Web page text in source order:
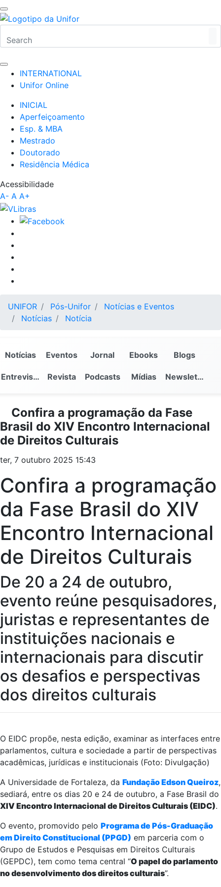
INTERNATIONAL
Unifor Online
INICIAL
Aperfeiçoamento
Esp. & MBA
Mestrado
Doutorado
Residência Médica
Acessibilidade
A- A A+
UNIFOR Pós-Unifor
Notícias e Eventos
Notícias
Notícia
Notícias Eventos Jornal Ebooks Blogs
Entrevistas Revista Podcasts Mídias Newsletter
Confira a programação da Fase
Brasil do XIV Encontro Internacional
de Direitos Culturais
ter, 7 outubro 2025 15:43
Confira a programação
da Fase Brasil do XIV
Encontro Internacional
de Direitos Culturais
De 20 a 24 de outubro,
evento reúne pesquisadores,
juristas e representantes de
instituições nacionais e
internacionais para discutir
os desafios e perspectivas
dos direitos culturais
O EIDC propõe, nesta edição, examinar as interfaces entre
parlamentos, cultura e sociedade a partir de perspectivas
acadêmicas, jurídicas e institucionais (Foto: Divulgação)
A Universidade de Fortaleza, da Fundação Edson Queiroz,
sediará, entre os dias 20 e 24 de outubro, a Fase Brasil do
XIV Encontro Internacional de Direitos Culturais (EIDC).
O evento, promovido pelo Programa de Pós-Graduação
em Direito Constitucional (PPGD) em parceria com o
Grupo de Estudos e Pesquisas em Direitos Culturais
(GEPDC), tem como tema central “O papel do parlamento
no desenvolvimento dos direitos culturais”.